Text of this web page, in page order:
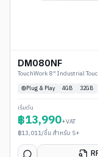
DM080NF
TouchWork 8" Industrial
Plug & Play 4GB 32GB
เริ่มต้น
฿13,990+VAT
฿13,011/ชิ้น สำหรับ 5+